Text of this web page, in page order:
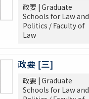
東寺文書 第1巻]
第2巻]
ど貼り交ぜ]
政要 | Graduate
Schools for Law and
Politics / Faculty of
Law
政要 [三]
政要 | Graduate
Schools for Law and